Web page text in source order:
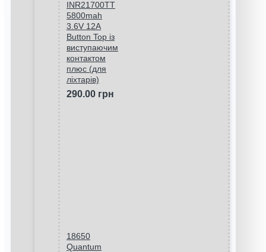
INR21700TT
5800mah
3.6V 12A
Button Top із
виступаючим
контактом
плюс (для
ліхтарів)
290.00 грн
18650
Quantum